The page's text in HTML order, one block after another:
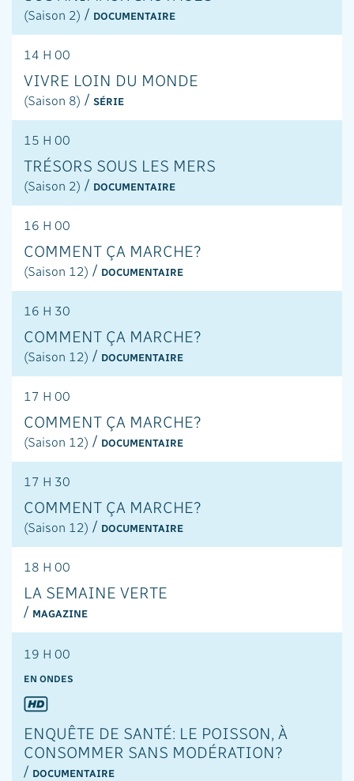
(Saison 2) / DOCUMENTAIRE
14 H 00
VIVRE LOIN DU MONDE
(Saison 8) / SÉRIE
15 H 00
TRÉSORS SOUS LES MERS
(Saison 2) / DOCUMENTAIRE
16 H 00
COMMENT ÇA MARCHE?
(Saison 12) / DOCUMENTAIRE
16 H 30
COMMENT ÇA MARCHE?
(Saison 12) / DOCUMENTAIRE
17 H 00
COMMENT ÇA MARCHE?
(Saison 12) / DOCUMENTAIRE
17 H 30
COMMENT ÇA MARCHE?
(Saison 12) / DOCUMENTAIRE
18 H 00
LA SEMAINE VERTE
/ MAGAZINE
CONSOMMER SANS MODÉRATION?
DOCUMENTAIRE
19 H 00
EN ONDES
ENQUÊTE DE SANTÉ: LE POISSON, À
CONSOMMER SANS MODÉRATION?
/ DOCUMENTAIRE